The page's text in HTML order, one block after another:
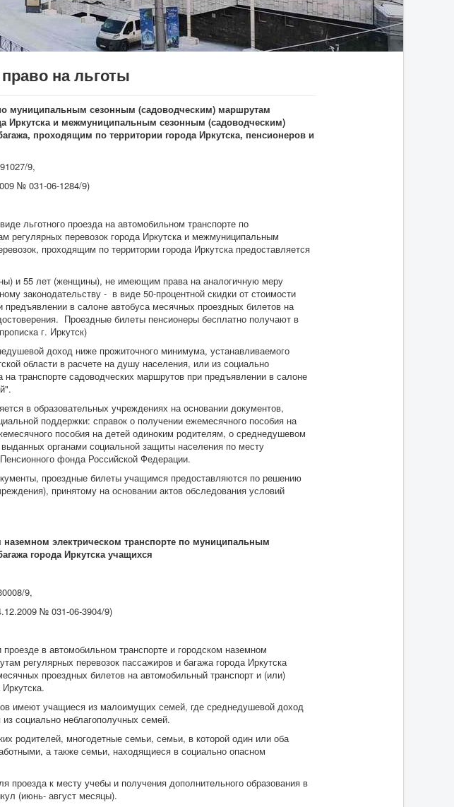
на льготы
муниципальным сезонным (садоводческим) маршрутам
Иркутска и межмуниципальным сезонным (садоводческим)
проходящим по территории города Иркутска, пенсионеров и
9,
№ 031-06-1284/9)
льготного проезда на автомобильном транспорте по
перевозок города Иркутска и межмуниципальным
проходящим по территории города Иркутска предоставляется
и 55 лет (женщины), не имеющим права на аналогичную меру
законодательству - в виде 50-процентной скидки от стоимости
в салоне автобуса месячных проездных билетов на
Проездные билеты пенсионеры бесплатно получают в
г. Иркутск)
доход ниже прожиточного минимума, устанавливаемого
области в расчете на душу населения, или из социально
транспорте садоводческих маршрутов при предъявлении в салоне
в образовательных учреждениях на основании документов,
поддержки: справок о получении ежемесячного пособия на
пособия на детей одиноким родителям, о среднедушевом
органами социальной защиты населения по месту
фонда Российской Федерации.
проездные билеты учащимся предоставляются по решению
принятому на основании актов обследования условий
электрическом транспорте по муниципальным
города Иркутска учащихся
9,
№ 031-06-3904/9)
в автомобильном транспорте и городском наземном
регулярных перевозок пассажиров и багажа города Иркутска
проездных билетов на автомобильный транспорт и (или)
имеют учащиеся из малоимущих семей, где среднедушевой доход
социально неблагополучных семей.
родителей, многодетные семьи, семьи, в которой один или оба
а также семьи, находящиеся в социально опасном
к месту учебы и получения дополнительного образования в
(июнь- август месяцы).